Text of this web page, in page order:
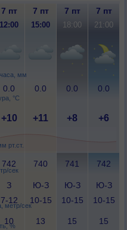
мм
°C
рт.ст.
сек
метр/сек
%
7 пт 7 пт 7 пт 7 пт
12:00 15:00 18:00 21:00
0.0 0.0 0.0 0.0
+10 +11 +8 +6
742 740 741 742
З
7-12
Ю-З
10-15
Ю-З
10-15
Ю-З
10-15
10 13 15 15